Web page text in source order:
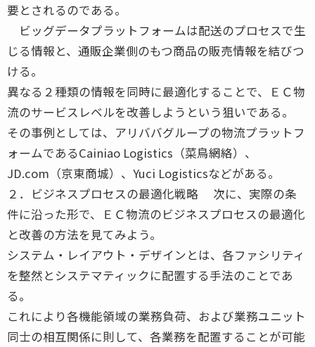
要とされるのである。
ビッグデータプラットフォームは配送のプロセスで生
じる情報と、通販企業側のもつ商品の販売情報を結びつ
ける。
異なる２種類の情報を同時に最適化することで、ＥＣ物
流のサービスレベルを改善しようという狙いである。
その事例としては、アリババグループの物流プラットフ
ォームであるCainiao Logistics（菜鳥網絡）、
JD.com（京東商城）、Yuci Logisticsなどがある。
２．ビジネスプロセスの最適化戦略 次に、実際の条
件に沿った形で、ＥＣ物流のビジネスプロセスの最適化
と改善の方法を見てみよう。
システム・レイアウト・デザインとは、各ファシリティ
を整然とシステマティックに配置する手法のことであ
る。
これにより各機能領域の業務負荷、および業務ユニット
同士の相互関係に則して、各業務を配置することが可能